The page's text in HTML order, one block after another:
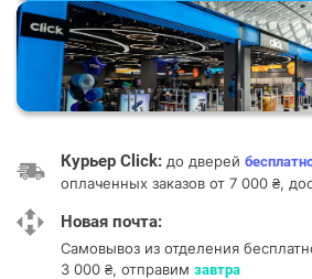
Курьер Click: до дверей
оплаченных заказов от 7 000 ₴,
Новая почта:
Самовывоз из отделения
3 000 ₴, отправим завтра